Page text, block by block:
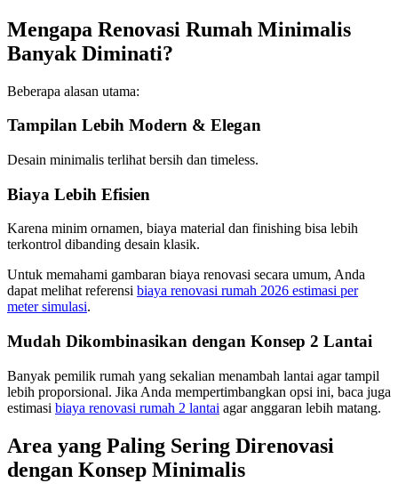
Mengapa Renovasi Rumah Minimalis
Banyak Diminati?
Beberapa alasan utama:
Tampilan Lebih Modern & Elegan
Desain minimalis terlihat bersih dan timeless.
Biaya Lebih Efisien
Karena minim ornamen, biaya material dan finishing bisa lebih
terkontrol dibanding desain klasik.
Untuk memahami gambaran biaya renovasi secara umum, Anda
dapat melihat referensi biaya renovasi rumah 2026 estimasi per
meter simulasi.
Mudah Dikombinasikan dengan Konsep 2 Lantai
Banyak pemilik rumah yang sekalian menambah lantai agar tampil
lebih proporsional. Jika Anda mempertimbangkan opsi ini, baca juga
estimasi biaya renovasi rumah 2 lantai agar anggaran lebih matang.
Area yang Paling Sering Direnovasi
dengan Konsep Minimalis